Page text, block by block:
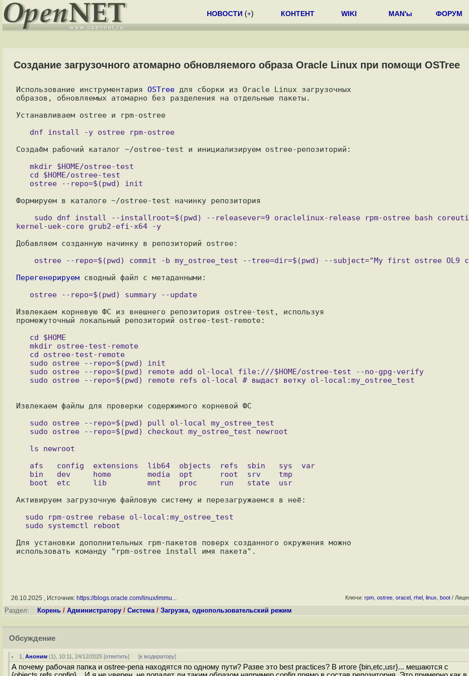
НОВОСТИ (+) КОНТЕНТ WIKI MAN'ы ФОРУМ
Создание загрузочного атомарно обновляемого образа Oracle Linux при помощи OSTree
Использование инструментария OSTree для сборки из Oracle Linux загрузочных
образов, обновляемых атомарно без разделения на отдельные пакеты.
Устанавливаем ostree и rpm-ostree
   dnf install -y ostree rpm-ostree
Создаём рабочий каталог ~/ostree-test и инициализируем ostree-репозиторий:
Формируем в каталоге ~/ostree-test начинку репозитория
kernel-uek-core grub2-efi-x64 -y
Добавляем созданную начинку в репозиторий ostree:
Перегенерируем сводный файл с метаданными:
   ostree --repo=$(pwd) summary --update
Извлекаем корневую ФС из внешнего репозитория ostree-test, используя
промежуточный локальный репозиторий ostree-test-remote:
Извлекаем файлы для проверки содержимого корневой ФС
   boot  etc     lib         mnt    proc     run   state  usr
Активируем загрузочную файловую систему и перезагружаемся в неё:
Для установки дополнительных rpm-пакетов поверх созданного окружения можно
26.10.2025 , Источник: https://blogs.oracle.com/linux/immu... Ключи: rpm ostree oracel rhel linux boot /
Раздел: Корень / Администратору / Система/ Загрузка, однопользовательский режим
Обсуждение
1 ,Аноним (1), 10:11, 24/12/2025 [ответить] [к модератору]
А почему рабочая папка и ostree-репа находятся по одному пути? Разве это best practices? В итоге {bin,etc,usr}... мешаются с